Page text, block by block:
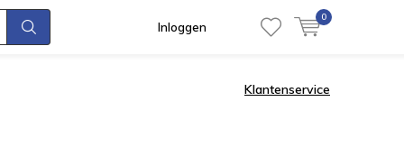
Inloggen
0
Klantenservice